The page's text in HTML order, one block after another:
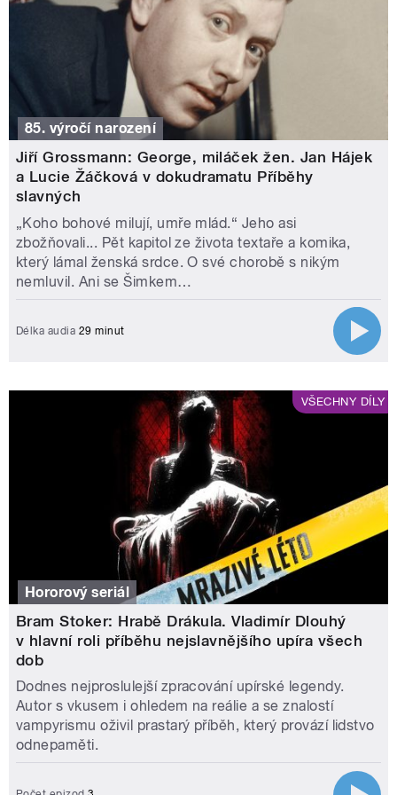
85. výročí narození
Jiří Grossmann: George, miláček žen. Jan Hájek
a Lucie Žáčková v dokudramatu Příběhy
slavných
„Koho bohové milují, umře mlád.“ Jeho asi
zbožňovali... Pět kapitol ze života textaře a komika,
který lámal ženská srdce. O své chorobě s nikým
nemluvil. Ani se Šimkem…
Délka audia 29 minut
Hororový seriál
VŠECHNY DÍLY
Bram Stoker: Hrabě Drákula. Vladimír Dlouhý
v hlavní roli příběhu nejslavnějšího upíra všech
dob
Dodnes nejproslulejší zpracování upírské legendy.
Autor s vkusem i ohledem na reálie a se znalostí
vampyrismu oživil prastarý příběh, který provází lidstvo
odnepaměti.